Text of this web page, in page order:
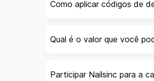
Como aplicar códigos de
Qual é o valor que você
Participar Nailsinc para a